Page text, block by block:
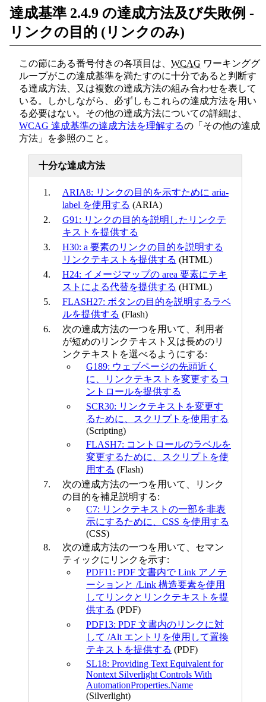
達成基準 2.4.9 の達成方法及び失敗例 -
リンクの目的 (リンクのみ)
この節にある番号付きの各項目は、 WCAG ワーキンググ
ループがこの達成基準を満たすのに十分であると判断す
る達成方法、又は複数の達成方法の組み合わせを表して
いる。しかしながら、必ずしもこれらの達成方法を用い
る必要はない。その他の達成方法についての詳細は、
WCAG 達成基準の達成方法を理解するの「その他の達成
方法」を参照のこと。
十分な達成方法
ARIA8: リンクの目的を示すために aria-
label を使用する (ARIA)
G91: リンクの目的を説明したリンクテ
キストを提供する
H30: a 要素のリンクの目的を説明する
リンクテキストを提供する (HTML)
H24: イメージマップの area 要素にテキ
ストによる代替を提供する (HTML)
FLASH27: ボタンの目的を説明するラベ
ルを提供する (Flash)
次の達成方法の一つを用いて、利用者
が短めのリンクテキスト又は長めのリ
ンクテキストを選べるようにする:
G189: ウェブページの先頭近く
に、リンクテキストを変更するコ
ントロールを提供する
SCR30: リンクテキストを変更す
るために、スクリプトを使用する
(Scripting)
FLASH7: コントロールのラベルを
変更するために、スクリプトを使
用する (Flash)
次の達成方法の一つを用いて、リンク
の目的を補足説明する:
C7: リンクテキストの一部を非表
示にするために、CSS を使用する
(CSS)
次の達成方法の一つを用いて、セマン
ティックにリンクを示す:
PDF11: PDF 文書内で Link アノテ
ーションと /Link 構造要素を使用
してリンクとリンクテキストを提
供する (PDF)
PDF13: PDF 文書内のリンクに対
して /Alt エントリを使用して置換
テキストを提供する (PDF)
SL18: Providing Text Equivalent for
Nontext Silverlight Controls With
AutomationProperties.Name
(Silverlight)